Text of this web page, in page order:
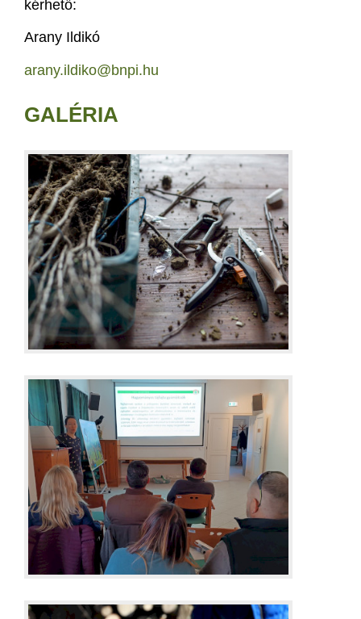
kérhető:
Arany Ildikó
arany.ildiko@bnpi.hu
GALÉRIA